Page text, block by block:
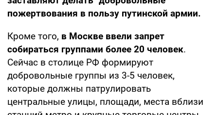
пожертвования в пользу путинской армии.
Кроме того, в Москве ввели запрет
собираться группами более 20 человек.
Сейчас в столице РФ формируют
добровольные группы из 3-5 человек,
которые должны патрулировать
центральные улицы, площади, места вблизи